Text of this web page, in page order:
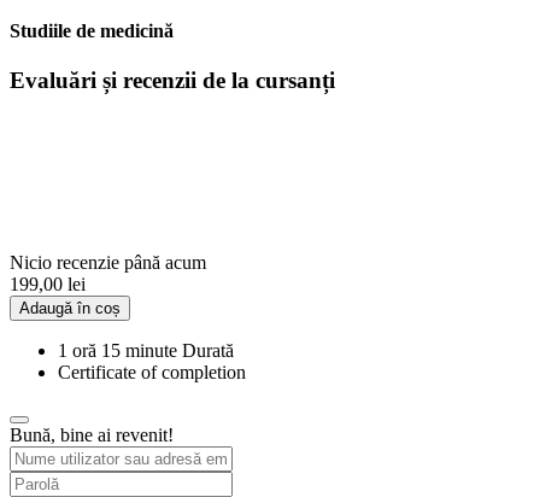
Studiile de medicină
Evaluări și recenzii de la cursanți
Nicio recenzie până acum
199,00 lei
Adaugă în coș
1 oră 15 minute Durată
Certificate of completion
Bună, bine ai revenit!